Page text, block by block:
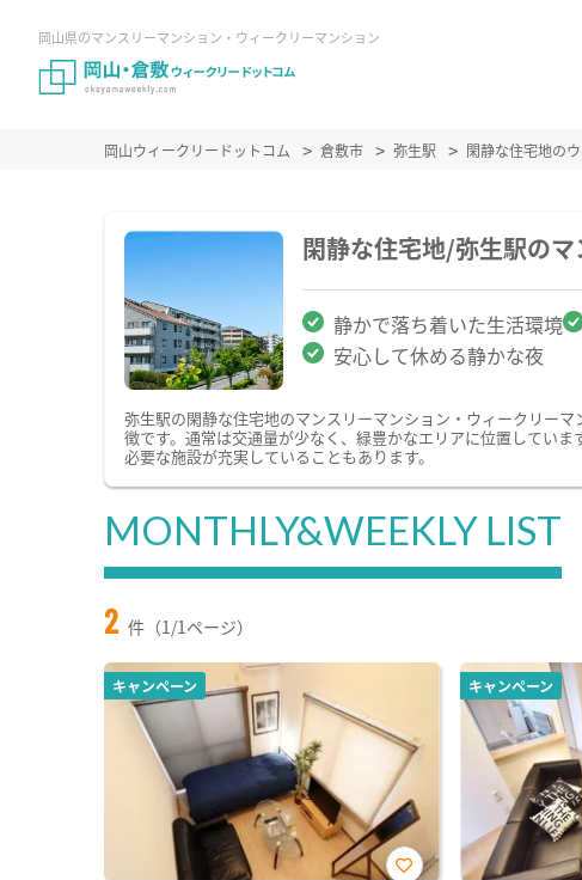
岡山県のマンスリーマンション・ウィークリーマンション
岡山ウィークリードットコム 倉敷市 弥生駅 閑静な住宅地の
閑静な住宅地/弥生駅の
静かで落ち着いた生活環境
安心して休める静かな夜
弥生駅の閑静な住宅地のマンスリーマンション・ウィークリー
徴です。通常は交通量が少なく、緑豊かなエリアに位置してい
必要な施設が充実していることもあります。
MONTHLY&WEEKLY LIST
2 件（1/1ページ）
キャンペーン キャンペーン